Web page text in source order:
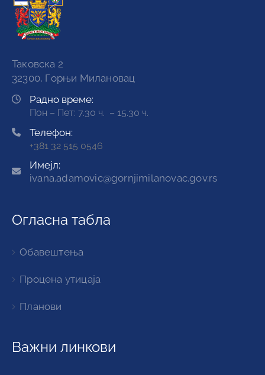
Таковска 2
32300, Горњи Милановац
Радно време:
Пон – Пет: 7.30 ч. – 15.30 ч.
Телефон:
+381 32 515 0546
Имејл:
ivana.adamovic@gornjimilanovac.gov.rs
Огласна табла
Обавештења
Процена утицаја
Планови
Важни линкови